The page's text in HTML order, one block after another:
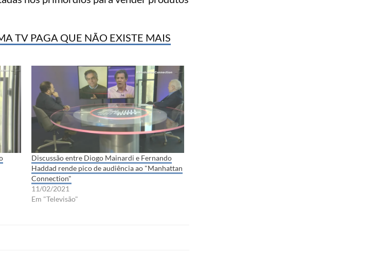
TV PAGA QUE NÃO EXISTE MAIS
Discussão entre Diogo Mainardi e Fernando
Haddad rende pico de audiência ao "Manhattan
Connection"
11/02/2021
Em "Televisão"